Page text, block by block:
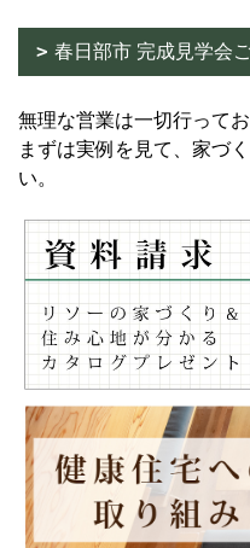
春日部市 完成見学会
無理な営業は一切行ってお
まずは実例を見て、家づ
い。